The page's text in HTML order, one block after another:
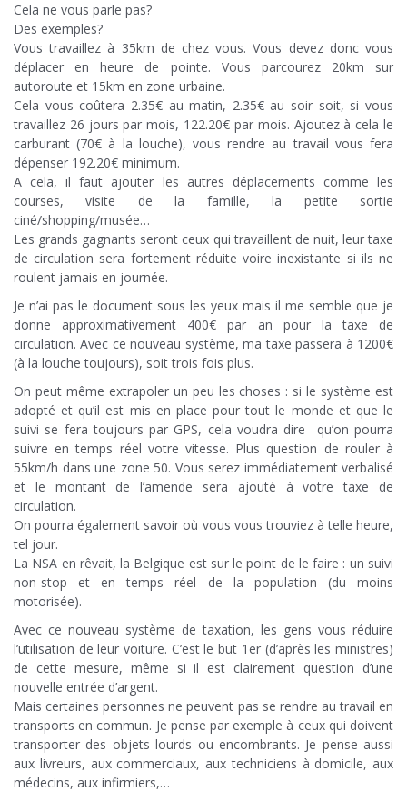
Cela ne vous parle pas?
Des exemples?
Vous travaillez à 35km de chez vous. Vous devez donc vous
déplacer en heure de pointe. Vous parcourez 20km sur
autoroute et 15km en zone urbaine.
Cela vous coûtera 2.35€ au matin, 2.35€ au soir soit, si vous
travaillez 26 jours par mois, 122.20€ par mois. Ajoutez à cela le
carburant (70€ à la louche), vous rendre au travail vous fera
dépenser 192.20€ minimum.
A cela, il faut ajouter les autres déplacements comme les
courses, visite de la famille, la petite sortie
ciné/shopping/musée…
Les grands gagnants seront ceux qui travaillent de nuit, leur taxe
de circulation sera fortement réduite voire inexistante si ils ne
roulent jamais en journée.
Je n’ai pas le document sous les yeux mais il me semble que je
donne approximativement 400€ par an pour la taxe de
circulation. Avec ce nouveau système, ma taxe passera à 1200€
(à la louche toujours), soit trois fois plus.
On peut même extrapoler un peu les choses : si le système est
adopté et qu’il est mis en place pour tout le monde et que le
suivi se fera toujours par GPS, cela voudra dire qu’on pourra
suivre en temps réel votre vitesse. Plus question de rouler à
55km/h dans une zone 50. Vous serez immédiatement verbalisé
et le montant de l’amende sera ajouté à votre taxe de
circulation.
On pourra également savoir où vous vous trouviez à telle heure,
tel jour.
La NSA en rêvait, la Belgique est sur le point de le faire : un suivi
non-stop et en temps réel de la population (du moins
motorisée).
Avec ce nouveau système de taxation, les gens vous réduire
l’utilisation de leur voiture. C’est le but 1er (d’après les ministres)
de cette mesure, même si il est clairement question d’une
nouvelle entrée d’argent.
Mais certaines personnes ne peuvent pas se rendre au travail en
transports en commun. Je pense par exemple à ceux qui doivent
transporter des objets lourds ou encombrants. Je pense aussi
aux livreurs, aux commerciaux, aux techniciens à domicile, aux
médecins, aux infirmiers,…